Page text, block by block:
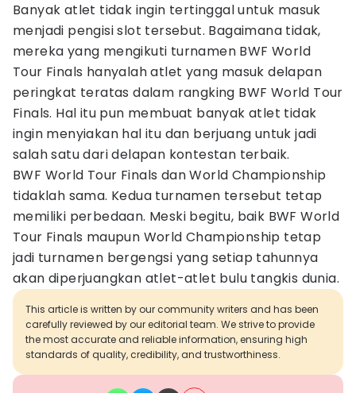
Banyak atlet tidak ingin tertinggal untuk masuk
menjadi pengisi slot tersebut. Bagaimana tidak,
mereka yang mengikuti turnamen BWF World
Tour Finals hanyalah atlet yang masuk delapan
peringkat teratas dalam rangking BWF World Tour
Finals. Hal itu pun membuat banyak atlet tidak
ingin menyiakan hal itu dan berjuang untuk jadi
salah satu dari delapan kontestan terbaik.
BWF World Tour Finals dan World Championship
tidaklah sama. Kedua turnamen tersebut tetap
memiliki perbedaan. Meski begitu, baik BWF World
Tour Finals maupun World Championship tetap
jadi turnamen bergengsi yang setiap tahunnya
akan diperjuangkan atlet-atlet bulu tangkis dunia.
This article is written by our community writers and has been
carefully reviewed by our editorial team. We strive to provide
the most accurate and reliable information, ensuring high
standards of quality, credibility, and trustworthiness.